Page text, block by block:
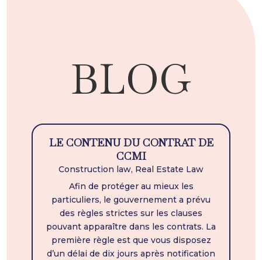
BLOG
LE CONTENU DU CONTRAT DE
CCMI
Construction law, Real Estate Law
Afin de protéger au mieux les
particuliers, le gouvernement a prévu
des règles strictes sur les clauses
pouvant apparaître dans les contrats. La
première règle est que vous disposez
d’un délai de dix jours après notification